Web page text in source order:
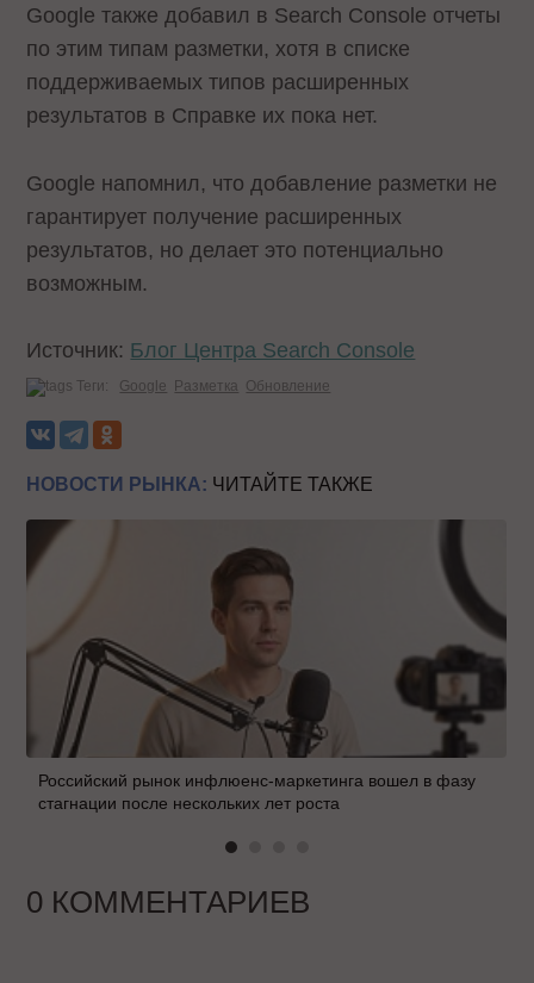
Google также добавил в Search Console отчеты
по этим типам разметки, хотя в списке
поддерживаемых типов расширенных
результатов в Справке их пока нет.
Google напомнил, что добавление разметки не
гарантирует получение расширенных
результатов, но делает это потенциально
возможным.
Источник: Блог Центра Search Console
Теги: Google Разметка Обновление
НОВОСТИ РЫНКА: ЧИТАЙТЕ ТАКЖЕ
Российский рынок инфлюенс-маркетинга вошел в фазу
стагнации после нескольких лет роста
0 КОММЕНТАРИЕВ